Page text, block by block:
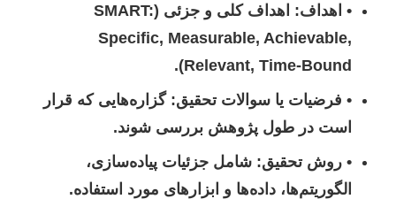
• اهداف:
اهداف کلی و جزئی (SMART:
Specific, Measurable, Achievable,
Relevant, Time-Bound).
• فرضیات یا سوالات تحقیق: گزاره‌هایی که قرار
است در طول پژوهش بررسی شوند.
• روش تحقیق: شامل جزئیات پیاده‌سازی،
الگوریتم‌ها، داده‌ها و ابزارهای مورد استفاده.